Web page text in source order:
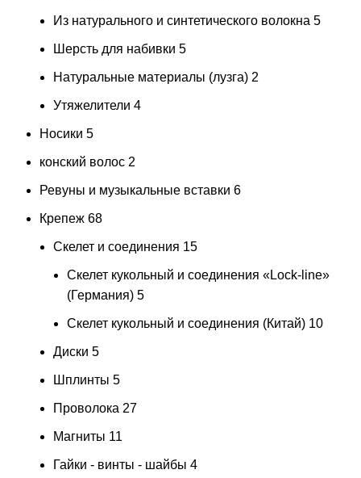
Из натурального и синтетического волокна 5
Шерсть для набивки 5
Натуральные материалы (лузга) 2
Утяжелители 4
Носики 5
конский волос 2
Ревуны и музыкальные вставки 6
Крепеж 68
Скелет и соединения 15
Скелет кукольный и соединения «Lock-line»
(Германия) 5
Скелет кукольный и соединения (Китай) 10
Диски 5
Шплинты 5
Проволока 27
Магниты 11
Гайки - винты - шайбы 4